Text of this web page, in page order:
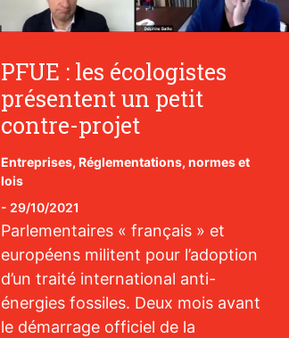
PFUE : les écologistes
présentent un petit
contre-projet
Entreprises, Réglementations, normes et
lois
- 29/10/2021
Parlementaires « français » et
européens militent pour l’adoption
d’un traité international anti-
énergies fossiles. Deux mois avant
le démarrage officiel de la